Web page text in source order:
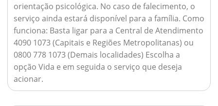
orientação psicológica. No caso de falecimento, o
serviço ainda estará disponível para a família. Como
funciona: Basta ligar para a Central de Atendimento
4090 1073 (Capitais e Regiões Metropolitanas) ou
0800 778 1073 (Demais localidades) Escolha a
opção Vida e em seguida o serviço que deseja
acionar.